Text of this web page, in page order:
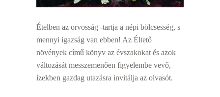
Ételben az orvosság -tartja a népi bölcsesség, s
mennyi igazság van ebben! Az Éltető
növények című könyv az évszakokat és azok
változását messzemenően figyelembe vevő,
ízekben gazdag utazásra invitálja az olvasót.